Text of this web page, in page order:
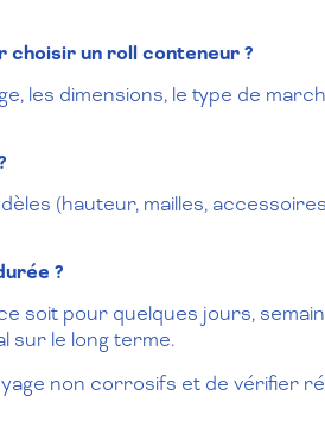
un roll conteneur ?
les dimensions, le type de
(hauteur, mailles,
?
soit pour quelques jours,
sur le long terme.
non corrosifs et de vérifier